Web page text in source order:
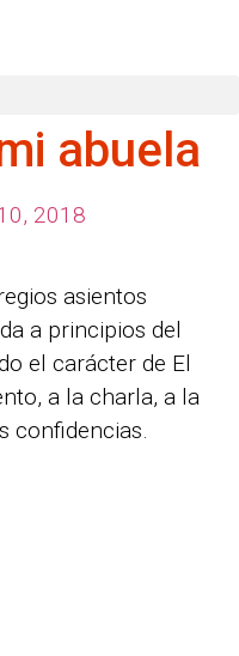
abuela
2018
asientos
a principios del
el carácter de El
a la charla, a la
confidencias.